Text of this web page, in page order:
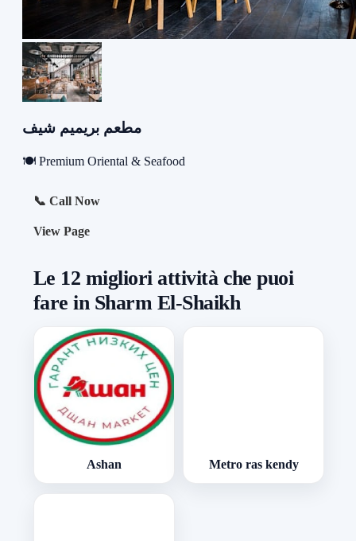
مطعم بريميم شيف
🍽️ Premium Oriental & Seafood
📞 Call Now
View Page
Le 12 migliori attività che puoi
fare in Sharm El-Shaikh
Ashan Metro ras kendy